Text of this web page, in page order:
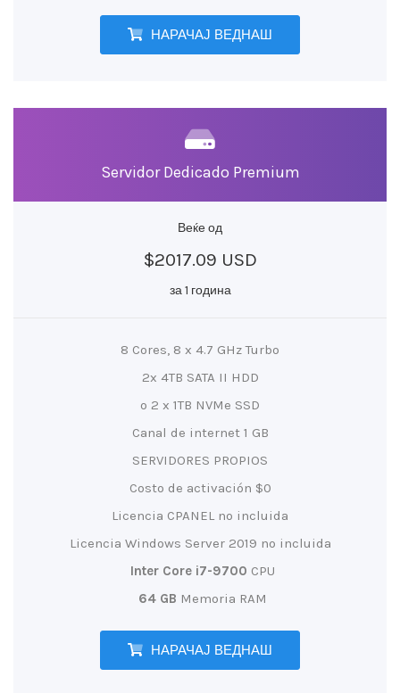
НАРАЧАЈ ВЕДНАШ
Servidor Dedicado Premium
Веќе од
$2017.09 USD
за 1 година
8 Cores, 8 x 4.7 GHz Turbo
2x 4TB SATA II HDD
o 2 x 1TB NVMe SSD
Canal de internet 1 GB
SERVIDORES PROPIOS
Costo de activación $0
Licencia CPANEL no incluida
Licencia Windows Server 2019 no incluida
Inter Core i7-9700 CPU
64 GB Memoria RAM
НАРАЧАЈ ВЕДНАШ